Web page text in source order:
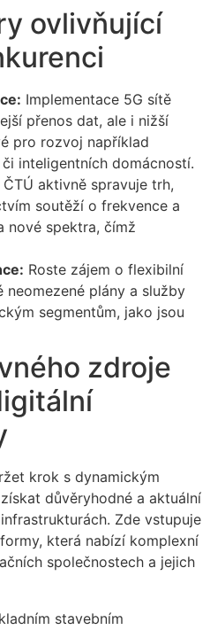
ovlivňující
Implementace 5G sítě
přenos dat, ale i nižší
pro rozvoj například
inteligentních domácností.
ČTÚ aktivně spravuje trh,
soutěží o frekvence a
nové spektra, čímž
Roste zájem o flexibilní
plány a služby
segmentům, jako jsou
zdroje
krok s dynamickým
důvěryhodné a aktuální
Zde vstupuje
která nabízí komplexní
společnostech a jejich
stavebním